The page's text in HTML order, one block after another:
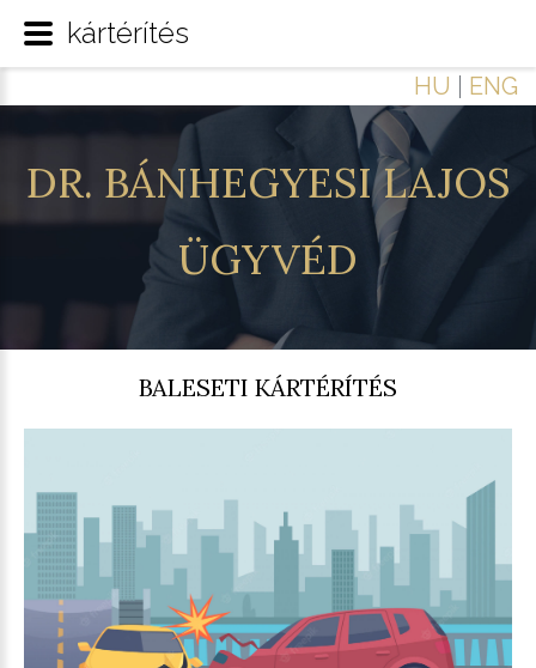
HU ENG
DR. BÁNHEGYESI LAJOS
ÜGYVÉD
BALESETI KÁRTÉRÍTÉS
kártérítés